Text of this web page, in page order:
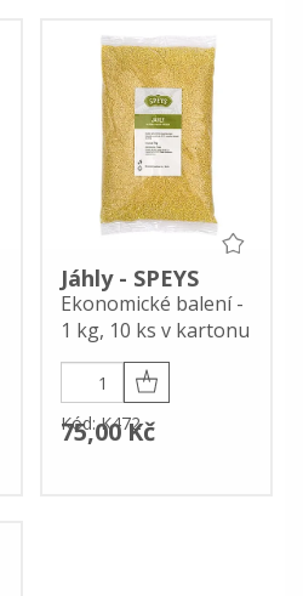
Jáhly - SPEYS
Ekonomické balení -
1 kg, 10 ks v kartonu
75,00 Kč
Kód: K472